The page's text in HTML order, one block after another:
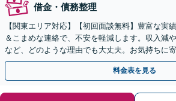
借金・債務整理
【関東エリア対応】【初回面談無料】豊富な実
＆こまめな連絡で、不安を軽減します。収入減
など、どのような理由でも大丈夫。お気持ちに
ーな解決を目指します【法テラス利用＆休日・
料金表を見る